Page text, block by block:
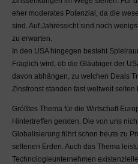
eher moderates Potenzial, da die
sind. Auf Jahressicht sind noch
zu erwarten.
In den USA hingegen besteht
Fraglich wird, ob die Gläubiger der
davon abhängen, zu welchen Deals
Zinsfronst standen fast weltweit selten
Größtes Thema für die Wirtschaft
Hintertreffen geraten. Die von uns
Globalisierung führt schon heute zu
seltenen Erden. Auch das Thema
Technologieunternehmen